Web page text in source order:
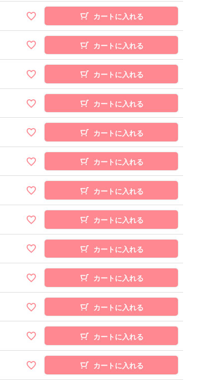
カートに入れる
カートに入れる
カートに入れる
カートに入れる
カートに入れる
カートに入れる
カートに入れる
カートに入れる
カートに入れる
カートに入れる
カートに入れる
カートに入れる
カートに入れる